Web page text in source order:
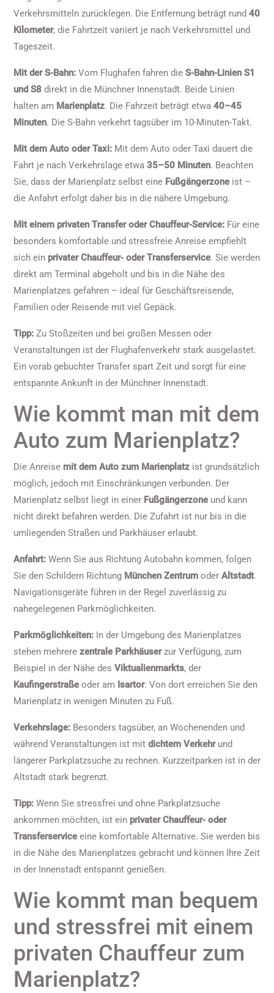
Verkehrsmitteln zurücklegen. Die Entfernung beträgt rund 40
Kilometer, die Fahrtzeit variiert je nach Verkehrsmittel und
Tageszeit.
Mit der S-Bahn: Vom Flughafen fahren die S-Bahn-Linien S1
und S8 direkt in die Münchner Innenstadt. Beide Linien
halten am Marienplatz. Die Fahrzeit beträgt etwa 40–45
Minuten. Die S-Bahn verkehrt tagsüber im 10-Minuten-Takt.
Mit dem Auto oder Taxi: Mit dem Auto oder Taxi dauert die
Fahrt je nach Verkehrslage etwa 35–50 Minuten. Beachten
Sie, dass der Marienplatz selbst eine Fußgängerzoneist –
die Anfahrt erfolgt daher bis in die nähere Umgebung.
Mit einem privaten Transfer oder Chauffeur-Service: Für eine
besonders komfortable und stressfreie Anreise empfiehlt
sich ein privater Chauffeur- oder Transferservice. Sie werden
direkt am Terminal abgeholt und bis in die Nähe des
Marienplatzes gefahren – ideal für Geschäftsreisende,
Familien oder Reisende mit viel Gepäck.
Tipp: Zu Stoßzeiten und bei großen Messen oder
Veranstaltungen ist der Flughafenverkehr stark ausgelastet.
Ein vorab gebuchter Transfer spart Zeit und sorgt für eine
entspannte Ankunft in der Münchner Innenstadt.
Wie kommt man mit dem
Auto zum Marienplatz?
Die Anreise mit dem Auto zum Marienplatz ist grundsätzlich
möglich, jedoch mit Einschränkungen verbunden. Der
Marienplatz selbst liegt in einer Fußgängerzoneund kann
nicht direkt befahren werden. Die Zufahrt ist nur bis in die
umliegenden Straßen und Parkhäuser erlaubt.
Anfahrt: Wenn Sie aus Richtung Autobahn kommen, folgen
Sie den Schildern Richtung München Zentrum oder Altstadt.
Navigationsgeräte führen in der Regel zuverlässig zu
nahegelegenen Parkmöglichkeiten.
Parkmöglichkeiten: In der Umgebung des Marienplatzes
stehen mehrere zentrale Parkhäuserzur Verfügung, zum
Beispiel in der Nähe des Viktualienmarkts, der
Kaufingerstraßeoder am Isartor. Von dort erreichen Sie den
Marienplatz in wenigen Minuten zu Fuß.
Verkehrslage: Besonders tagsüber, an Wochenenden und
während Veranstaltungen ist mit dichtem Verkehrund
längerer Parkplatzsuche zu rechnen. Kurzzeitparken ist in der
Altstadt stark begrenzt.
Tipp: Wenn Sie stressfrei und ohne Parkplatzsuche
ankommen möchten, ist ein privater Chauffeur- oder
Transferserviceeine komfortable Alternative. Sie werden bis
in die Nähe des Marienplatzes gebracht und können Ihre Zeit
in der Innenstadt entspannt genießen.
Wie kommt man bequem
und stressfrei mit einem
privaten Chauffeur zum
Marienplatz?